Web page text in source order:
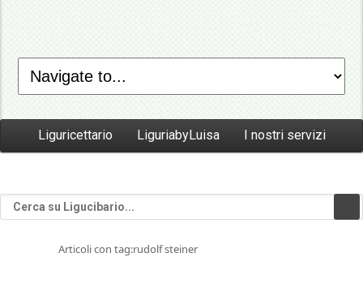
Liguricettario LiguriabyLuisa I nostri servizi
Articoli con tag:rudolf steiner